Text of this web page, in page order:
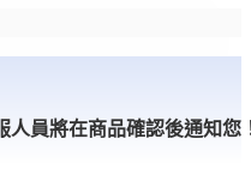
人員將在商品確認後通知您